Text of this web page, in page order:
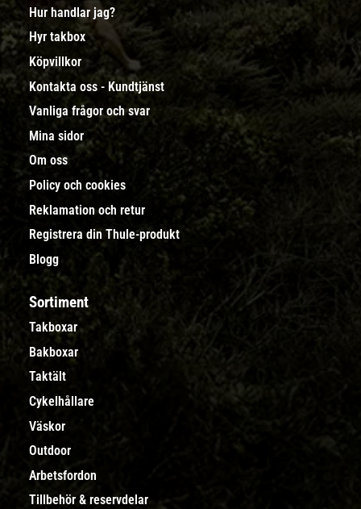
Hur handlar jag?
Hyr takbox
Köpvillkor
Kontakta oss - Kundtjänst
Vanliga frågor och svar
Mina sidor
Om oss
Policy och cookies
Reklamation och retur
Registrera din Thule-produkt
Blogg
Sortiment
Takboxar
Bakboxar
Taktält
Cykelhållare
Väskor
Outdoor
Arbetsfordon
Tillbehör & reservdelar